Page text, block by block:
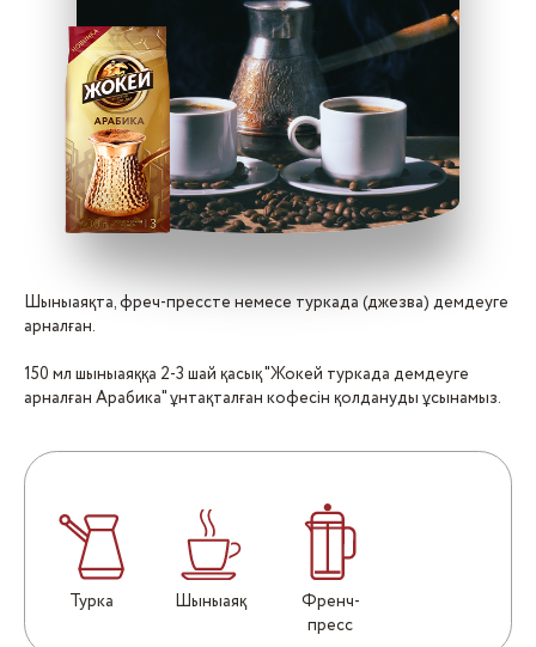
Шыныаяқта, фреч-прессте немесе туркада (джезва) демдеуге
арналған.
150 мл шыныаяққа 2-3 шай қасық "Жокей туркада демдеуге
арналған Арабика" ұнтақталған кофесін қолдануды ұсынамыз.
Турка Шыныаяқ
Френч-
пресс